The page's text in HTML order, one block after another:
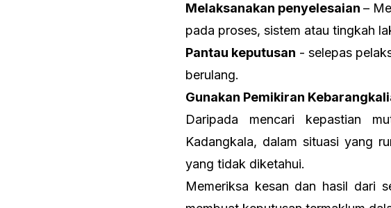
Melaksanakan penyelesaian –
pada proses, sistem atau tingkah
Pantau keputusan - selepas
berulang.
Gunakan Pemikiran
Daripada mencari kepastian
Kadangkala, dalam situasi yang
yang tidak diketahui.
Memeriksa kesan dan hasil dari